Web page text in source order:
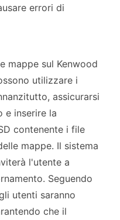
errori di
mappe sul Kenwood
utilizzare i
assicurarsi
e inserire la
contenente i file
mappe. Il sistema
l'utente a
Seguendo
utenti saranno
che il